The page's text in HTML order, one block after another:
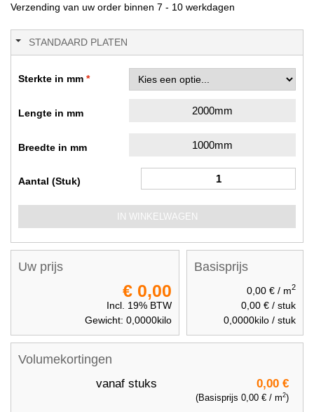
Verzending van uw order binnen 7 - 10 werkdagen
STANDAARD PLATEN
Sterkte in mm
Lengte in mm 2000mm
Breedte in mm 1000mm
Aantal (Stuk)
IN WINKELWAGEN
Volumekortingen
vanaf stuks 0,00 €
(Basisprijs 0,00 € / m2)
Basisprijs
0,00 €/ m2
0,00 €/ stuk
0,0000kilo / stuk
Uw prijs
€ 0,00
Incl. 19% BTW
Gewicht: 0,0000kilo